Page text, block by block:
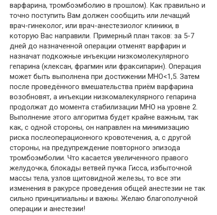
варфарина, тромбоэмболию в прошлом). Как правильно и
точно поступить Вам должен сообщить или лечащий
врач-гинеколог, или врач-анестезиолог клиники, в
которую Вас направили. Примерный план таков: за 5-7
дней до назначенной операции отменят варфарин и
назначат подкожные инъекции низкомолекулярного
гепарина (клексан, фрагмин или фраксипарин). Операция
может быть выполнена при достижении МНО<1,5. Затем
после проведённого вмешательства приём варфарина
возобновят, а инъекции низкомалекулярного гепарина
продолжат до момента стабилизации МНО на уровне 2.
Выполнение этого алгоритма будет крайне важным, так
как, с одной стороны, он направлен на минимизацию
риска послеоперационного кровотечения, а, с другой
стороны, на предупреждение повторного эпизода
тромбоэмболии. Что касается увеличенного правого
желудочка, блокады ветвей пучка Гисса, избыточной
массы тела, узлов щитовидной железы, то все эти
изменения в ракурсе проведения общей анестезии не так
сильно принципиальны и важны. Желаю благополучной
операции и анестезии!